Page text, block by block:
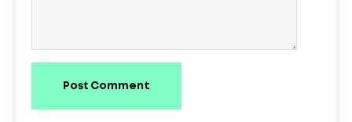
Post Comment